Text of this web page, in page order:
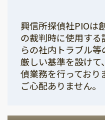
興信所探偵社PIOは
の裁判時に使用す
らの社内トラブル
厳しい基準を設け
偵業務を行っており
ご心配ありません。